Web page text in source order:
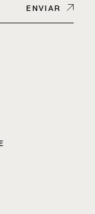
ENVIAR